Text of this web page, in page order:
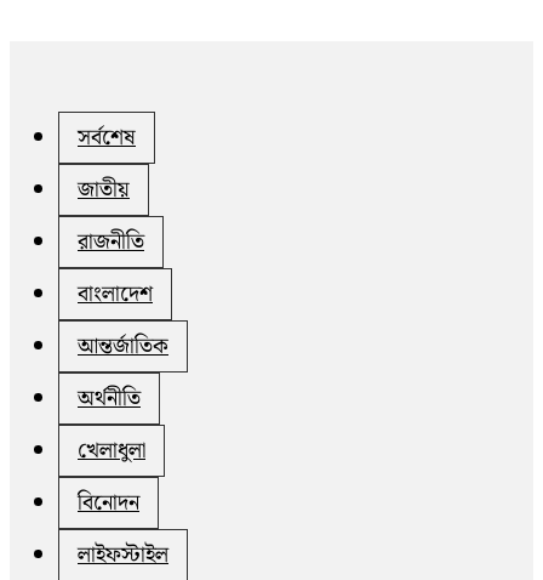
সর্বশেষ
জাতীয়
রাজনীতি
বাংলাদেশ
আন্তর্জাতিক
অর্থনীতি
খেলাধুলা
বিনোদন
লাইফস্টাইল